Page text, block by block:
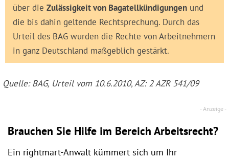
über die Zulässigkeit von Bagatellkündigungen und
die bis dahin geltende Rechtsprechung. Durch das
Urteil des BAG wurden die Rechte von Arbeitnehmern
in ganz Deutschland maßgeblich gestärkt.
Quelle: BAG, Urteil vom 10.6.2010, AZ: 2 AZR 541/09
Brauchen Sie Hilfe im Bereich Arbeitsrecht?
Ein rightmart-Anwalt kümmert sich um Ihr